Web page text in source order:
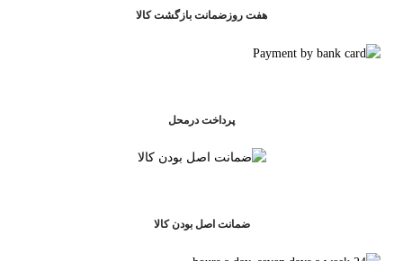
هفت روزضمانت بازگشت کالا
پرداخت درمحل
ضمانت اصل بودن کالا